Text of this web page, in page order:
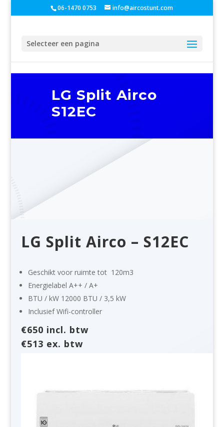
06-1470 0753 info@aircostunt.com
Selecteer een pagina
LG Split Airco
S12EC
LG Split Airco – S12EC
Geschikt voor ruimte tot 120m3
EnergielabelA++ / A+
BTU / kW 12000 BTU / 3,5 kW
Inclusief Wifi-controller
€650 incl. btw
€513 ex. btw